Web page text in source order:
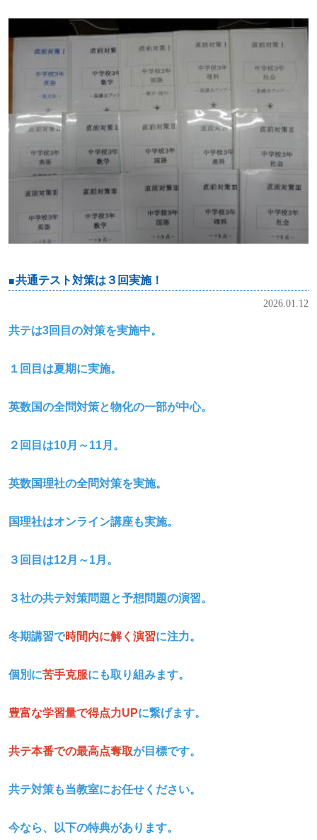
共通テスト対策は３回実施！
2026.01.12
共テは3回目の対策を実施中。
１回目は夏期に実施。
英数国の全問対策と物化の一部が中心。
２回目は10月～11月。
英数国理社の全問対策を実施。
国理社はオンライン講座も実施。
３回目は12月～1月。
３社の共テ対策問題と予想問題の演習。
冬期講習で時間内に解く演習に注力。
個別に苦手克服にも取り組みます。
豊富な学習量で得点力UPに繋げます。
共テ本番での最高点奪取が目標です。
共テ対策も当教室にお任せください。
今なら、以下の特典があります。